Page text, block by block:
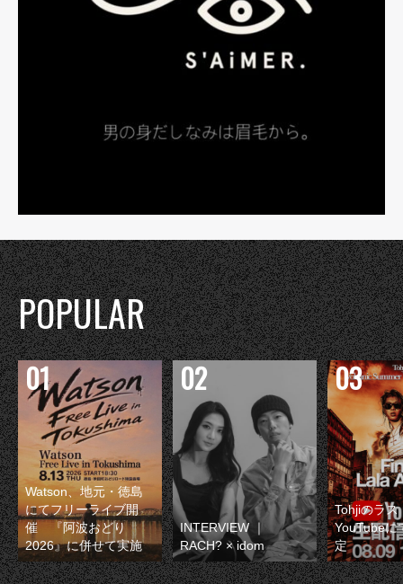
POPULAR
Watson、地元・徳島
にてフリーライブ開
催 『阿波おどり
2026』に併せて実施
INTERVIEW ｜
RACH? × idom
Tohjiのラス
YouTubeに
定